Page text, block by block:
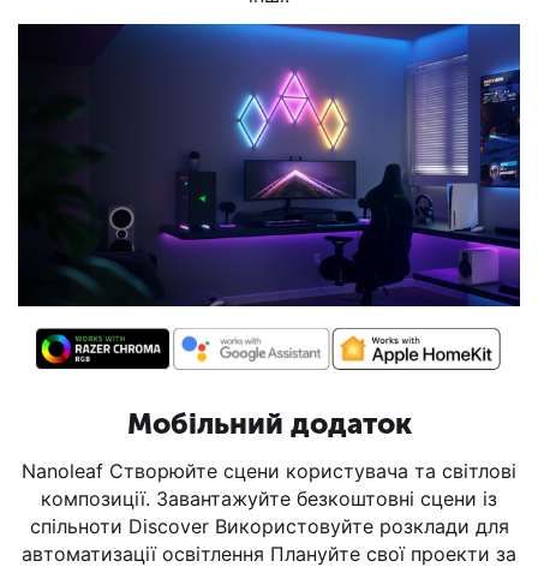
Мобільний додаток
Nanoleaf Створюйте сцени користувача та світлові
композиції. Завантажуйте безкоштовні сцени із
спільноти Discover Використовуйте розклади для
автоматизації освітлення Плануйте свої проекти за